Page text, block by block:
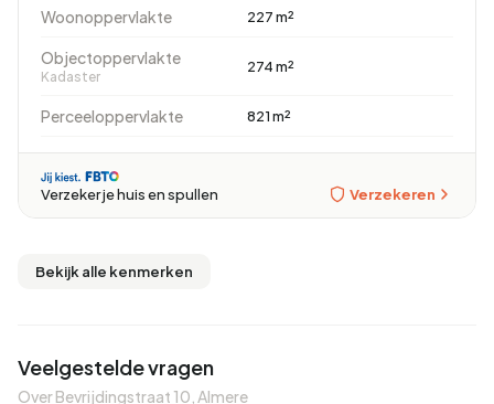
Woonoppervlakte 227 m²
Objectoppervlakte
Kadaster
274 m²
Perceeloppervlakte 821 m²
Verzeker je huis en spullen Verzekeren
Bekijk alle kenmerken
Veelgestelde vragen
Over Bevrijdingstraat 10, Almere